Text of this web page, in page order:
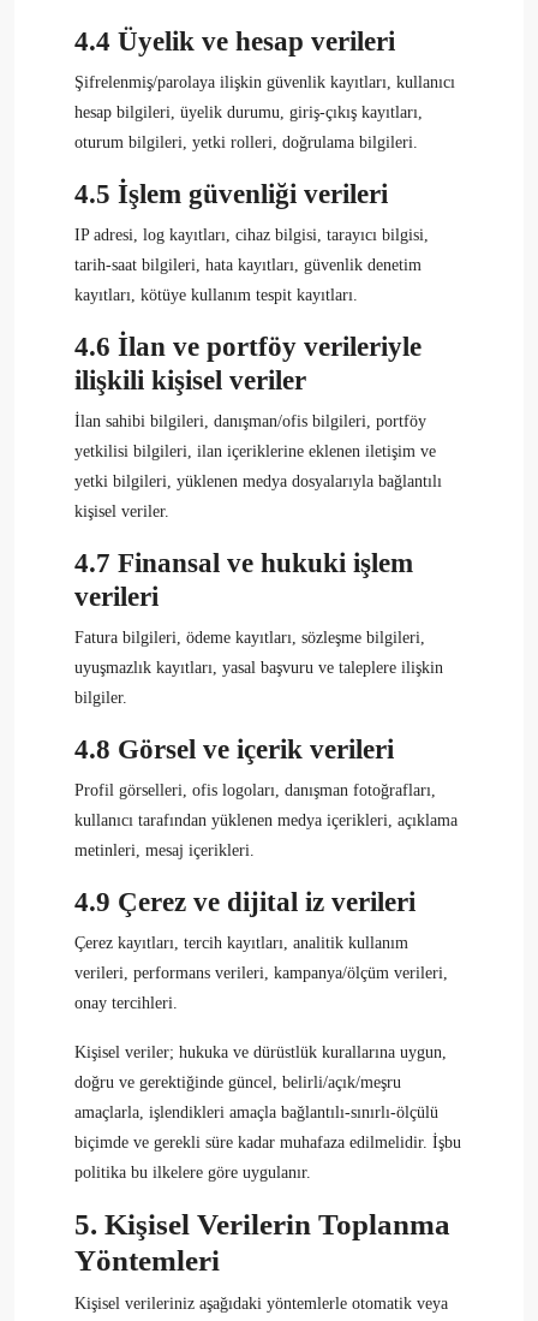
4.4 Üyelik ve hesap verileri
Şifrelenmiş/parolaya ilişkin güvenlik kayıtları, kullanıcı
hesap bilgileri, üyelik durumu, giriş-çıkış kayıtları,
oturum bilgileri, yetki rolleri, doğrulama bilgileri.
4.5 İşlem güvenliği verileri
IP adresi, log kayıtları, cihaz bilgisi, tarayıcı bilgisi,
tarih-saat bilgileri, hata kayıtları, güvenlik denetim
kayıtları, kötüye kullanım tespit kayıtları.
4.6 İlan ve portföy verileriyle
ilişkili kişisel veriler
İlan sahibi bilgileri, danışman/ofis bilgileri, portföy
yetkilisi bilgileri, ilan içeriklerine eklenen iletişim ve
yetki bilgileri, yüklenen medya dosyalarıyla bağlantılı
kişisel veriler.
4.7 Finansal ve hukuki işlem
verileri
Fatura bilgileri, ödeme kayıtları, sözleşme bilgileri,
uyuşmazlık kayıtları, yasal başvuru ve taleplere ilişkin
bilgiler.
4.8 Görsel ve içerik verileri
Profil görselleri, ofis logoları, danışman fotoğrafları,
kullanıcı tarafından yüklenen medya içerikleri, açıklama
metinleri, mesaj içerikleri.
4.9 Çerez ve dijital iz verileri
Çerez kayıtları, tercih kayıtları, analitik kullanım
verileri, performans verileri, kampanya/ölçüm verileri,
onay tercihleri.
Kişisel veriler; hukuka ve dürüstlük kurallarına uygun,
doğru ve gerektiğinde güncel, belirli/açık/meşru
amaçlarla, işlendikleri amaçla bağlantılı-sınırlı-ölçülü
biçimde ve gerekli süre kadar muhafaza edilmelidir. İşbu
politika bu ilkelere göre uygulanır.
5. Kişisel Verilerin Toplanma
Yöntemleri
Kişisel verileriniz aşağıdaki yöntemlerle otomatik veya